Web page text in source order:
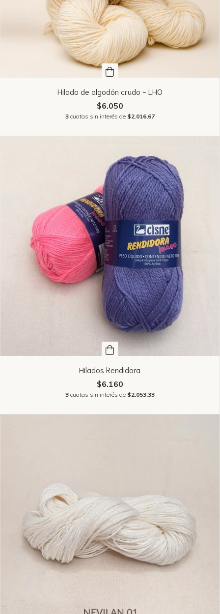
Hilado de algodón crudo - LHO
$6.050
3 cuotas sin interés de $2.016,67
Hilados Rendidora
$6.160
3 cuotas sin interés de $2.053,33